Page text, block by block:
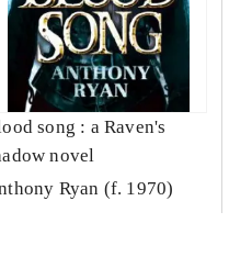
song : a Raven's
novel
Ryan (f. 1970)